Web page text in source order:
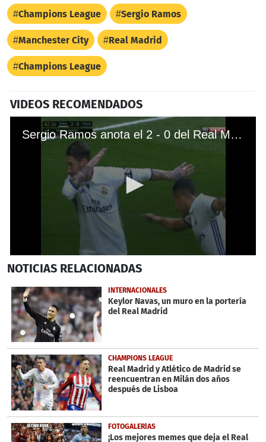
Champions League Sergio Ramos
Manchester City Real Madrid
Champions League
VIDEOS RECOMENDADOS
Sergio Ramos anota el 2 - 0 del Real Madrid ante Málaga
seconds
39
seconds
NOTICIAS RELACIONADAS
INTERNACIONALES
Keylor Navas, un muro en la portería
del Real Madrid
CHAMPIONS LEAGUE
Real Madrid y Atlético de Madrid se
reencuentran en Milán dos años
después de Lisboa
FOTOGALERÍAS
¡Los mejores memes que deja el Real